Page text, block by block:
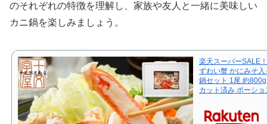
のそれぞれの特徴を理解し、家族や友人と一緒に美味しい
カニ鍋を楽しみましょう。
楽天スーパーSALE
ずわい蟹 かにみそ
鍋セット 1尾 約
カット済み ポーシ